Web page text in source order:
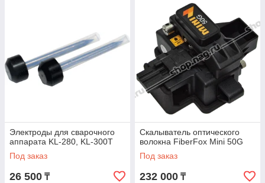
Электроды для сварочного
аппарата KL-280, KL-300T
Под заказ
26 500 ₸
Скалыватель оптического
волокна FiberFox Mini 50G
Под заказ
232 000 ₸